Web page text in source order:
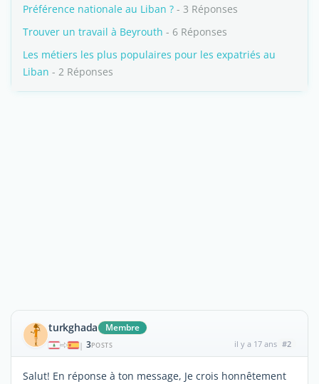
Préférence nationale au Liban ? - 3 Réponses
Trouver un travail à Beyrouth - 6 Réponses
Les métiers les plus populaires pour les expatriés au
Liban - 2 Réponses
turkghada Membre
| 3POSTS il y a 17 ans #2
Salut! En réponse à ton message, Je crois honnêtement